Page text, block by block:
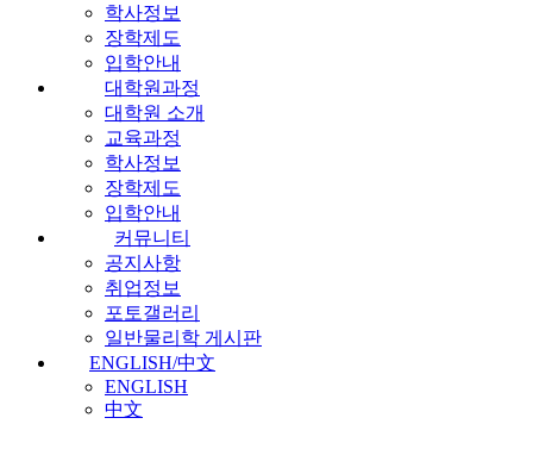
학사정보
장학제도
입학안내
대학원과정
대학원 소개
교육과정
학사정보
장학제도
입학안내
커뮤니티
공지사항
취업정보
포토갤러리
일반물리학 게시판
ENGLISH/中文
ENGLISH
中文